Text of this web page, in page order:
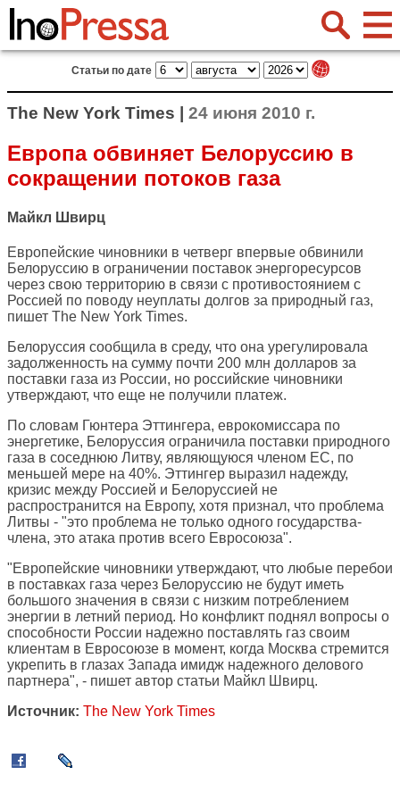
Статьи по дате
The New York Times | 24 июня 2010 г.
Европа обвиняет Белоруссию в
сокращении потоков газа
Майкл Швирц
Европейские чиновники в четверг впервые обвинили
Белоруссию в ограничении поставок энергоресурсов
через свою территорию в связи с противостоянием с
Россией по поводу неуплаты долгов за природный газ,
пишет The New York Times.
Белоруссия сообщила в среду, что она урегулировала
задолженность на сумму почти 200 млн долларов за
поставки газа из России, но российские чиновники
утверждают, что еще не получили платеж.
По словам Гюнтера Эттингера, еврокомиссара по
энергетике, Белоруссия ограничила поставки природного
газа в соседнюю Литву, являющуюся членом ЕС, по
меньшей мере на 40%. Эттингер выразил надежду,
кризис между Россией и Белоруссией не
распространится на Европу, хотя признал, что проблема
Литвы - "это проблема не только одного государства-
члена, это атака против всего Евросоюза".
"Европейские чиновники утверждают, что любые перебои
в поставках газа через Белоруссию не будут иметь
большого значения в связи с низким потреблением
энергии в летний период. Но конфликт поднял вопросы о
способности России надежно поставлять газ своим
клиентам в Евросоюзе в момент, когда Москва стремится
укрепить в глазах Запада имидж надежного делового
партнера", - пишет автор статьи Майкл Швирц.
Источник: The New York Times